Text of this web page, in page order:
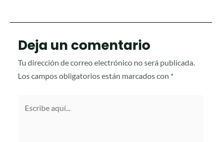
Deja un comentario
Tu dirección de correo electrónico no será publicada.
Los campos obligatorios están marcados con *
aquí...